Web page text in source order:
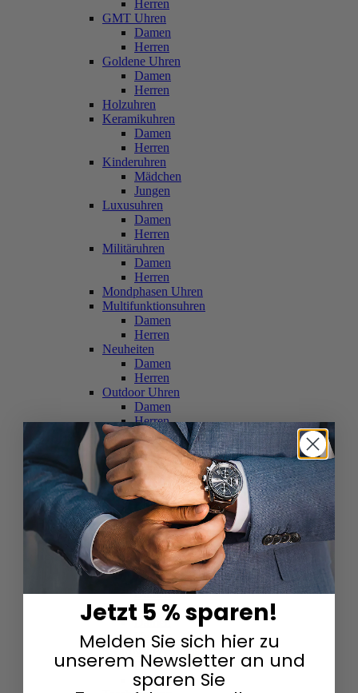
Herren
GMT Uhren
Damen
Herren
Goldene Uhren
Damen
Herren
Holzuhren
Keramikuhren
Damen
Herren
Kinderuhren
Mädchen
Jungen
Luxusuhren
Damen
Herren
Militäruhren
Damen
Herren
Mondphasen Uhren
Multifunktionsuhren
Damen
Herren
Neuheiten
Damen
Herren
Outdoor Uhren
Damen
Herren
Schweizer Uhren
Damen
Herren
Skelettuhren
Damen
Herren
Smartwatches
Damen
Herren
Solaruhren
Herren
Damen
Sportuhren
Damen
Herren
Swarovski & Edelsteine
Damen
Herren
Jetzt 5 % sparen!
Melden Sie sich hier zu
unserem Newsletter an und
sparen Sie